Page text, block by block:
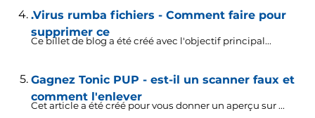
.Virus rumba fichiers - Comment faire pour
supprimer ce
Ce billet de blog a été créé avec l'objectif principal...
Gagnez Tonic PUP - est-il un scanner faux et
comment l'enlever
Cet article a été créé pour vous donner un aperçu sur ...